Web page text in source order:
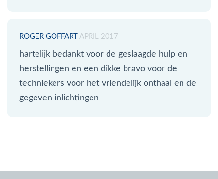
ROGER GOFFART APRIL 2017
hartelijk bedankt voor de geslaagde hulp en
herstellingen en een dikke bravo voor de
techniekers voor het vriendelijk onthaal en de
gegeven inlichtingen